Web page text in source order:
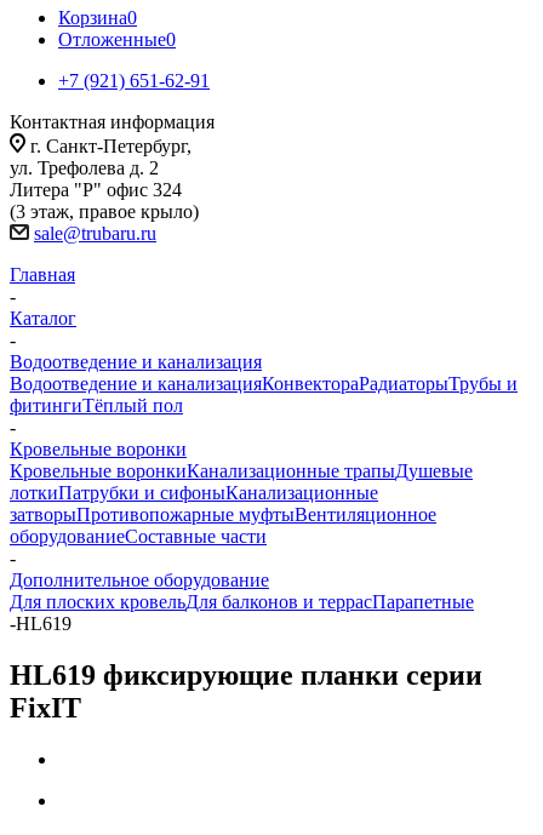
Корзина0
Отложенные0
+7 (921) 651-62-91
Контактная информация
г. Санкт-Петербург,
ул. Трефолева д. 2
Литера "Р" офис 324
(3 этаж, правое крыло)
sale@trubaru.ru
Главная
-
Каталог
-
Водоотведение и канализация
Водоотведение и канализацияКонвектораРадиаторыТрубы и
фитингиТёплый пол
-
Кровельные воронки
Кровельные воронкиКанализационные трапыДушевые
лоткиПатрубки и сифоныКанализационные
затворыПротивопожарные муфтыВентиляционное
оборудованиеСоставные части
-
Дополнительное оборудование
Для плоских кровельДля балконов и террасПарапетные
-HL619
HL619 фиксирующие планки серии
FixIT